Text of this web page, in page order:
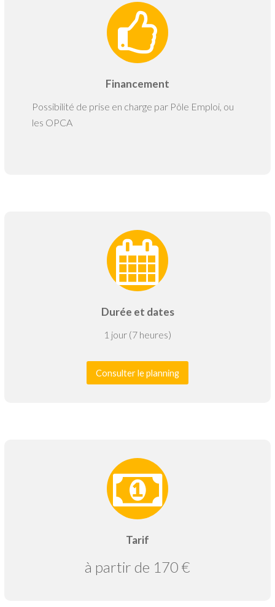
Financement
Possibilité de prise en charge par Pôle Emploi, ou
les OPCA
Durée et dates
1 jour (7 heures)
Consulter le planning
Tarif
à partir de 170 €